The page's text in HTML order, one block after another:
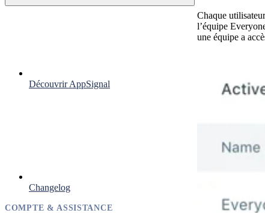
Découvrir AppSignal
Changelog
COMPTE & ASSISTANCE
Chaque
l’équipe
une équipe a